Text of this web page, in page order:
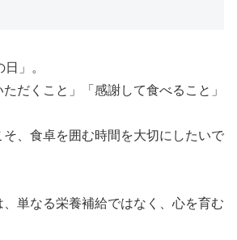
」。
だくこと」「感謝して食べること」
、食卓を囲む時間を大切にしたいで
単なる栄養補給ではなく、心を育む